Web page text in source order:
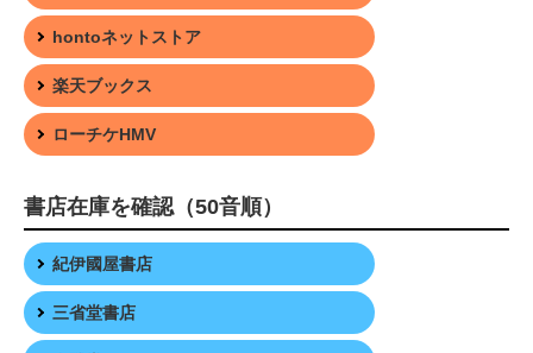
hontoネットストア
楽天ブックス
ローチケHMV
書店在庫を確認（50音順）
紀伊國屋書店
三省堂書店